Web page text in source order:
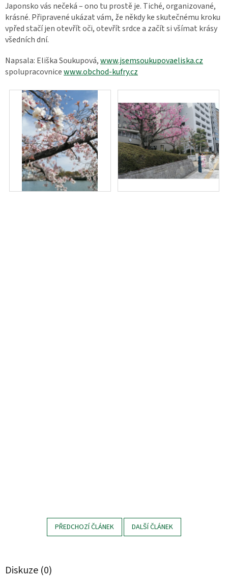
Japonsko vás nečeká – ono tu prostě je. Tiché, organizované,
krásné. Připravené ukázat vám, že někdy ke skutečnému kroku
vpřed stačí jen otevřít oči, otevřít srdce a začít si všímat krásy
všedních dní.
Napsala: Eliška Soukupová,www.jsemsoukupovaeliska.cz
spolupracovnicewww.obchod-kufry.cz
PŘEDCHOZÍ ČLÁNEK DALŠÍ ČLÁNEK
Diskuze (0)